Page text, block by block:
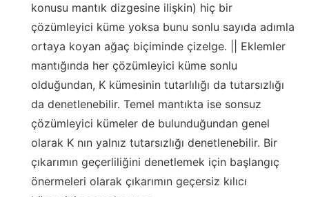
konusu mantık dizgesine ilişkin) hiç bir
çözümleyici küme yoksa bunu sonlu sayıda adımla
ortaya koyan ağaç biçiminde çizelge. || Eklemler
mantığında her çözümleyici küme sonlu
olduğundan, K kümesinin tutarlılığı da tutarsızlığı
da denetlenebilir. Temel mantıkta ise sonsuz
çözümleyici kümeler de bulunduğundan genel
olarak K nın yalnız tutarsızlığı denetlenebilir. Bir
çıkarımın geçerliliğini denetlemek için başlangıç
önermeleri olarak çıkarımın geçersiz kılıcı